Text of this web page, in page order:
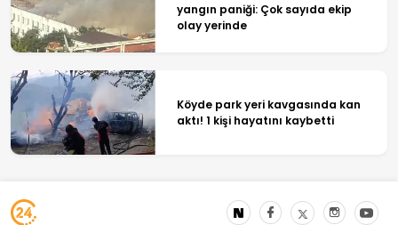
yangın paniği: Çok sayıda ekip
olay yerinde
Köyde park yeri kavgasında kan
aktı! 1 kişi hayatını kaybetti